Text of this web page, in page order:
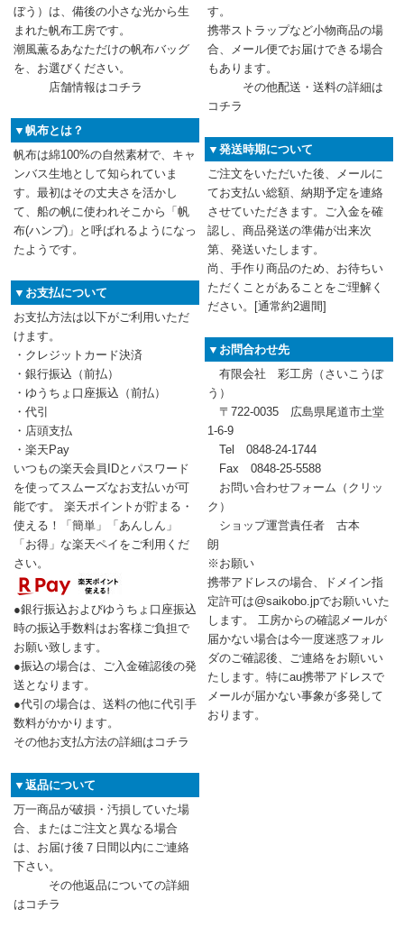
ぼう）は、備後の小さな光から生
まれた帆布工房です。
潮風薫るあなただけの帆布バッグ
を、お選びください。
店舗情報は コチラ
▼帆布とは？
帆布は綿100%の自然素材で、キャ
ンバス生地として知られていま
す。最初はその丈夫さを活かし
て、船の帆に使われそこから「帆
布(ハンプ)」と呼ばれるようになっ
たようです。
▼お支払について
お支払方法は以下がご利用いただ
けます。
・クレジットカード決済
・銀行振込（前払）
・ゆうちょ口座振込（前払）
・代引
・店頭支払
・楽天Pay
いつもの楽天会員IDとパスワード
を使ってスムーズなお支払いが可
能です。 楽天ポイントが貯まる・
使える！「簡単」「あんしん」
「お得」な楽天ペイをご利用くだ
さい。
●銀行振込およびゆうちょ口座振込
時の振込手数料はお客様ご負担で
お願い致します。
●振込の場合は、ご入金確認後の発
送となります。
●代引の場合は、送料の他に代引手
数料がかかります。
その他お支払方法の詳細はコチラ
▼返品について
万一商品が破損・汚損していた場
合、またはご注文と異なる場合
は、お届け後７日間以内にご連絡
下さい。
その他返品についての詳細
はコチラ
す。
携帯ストラップなど小物商品の場
合、メール便でお届けできる場合
もあります。
その他配送・送料の詳細は
コチラ
▼発送時期について
ご注文をいただいた後、メールに
てお支払い総額、納期予定を連絡
させていただきます。ご入金を確
認し、商品発送の準備が出来次
第、発送いたします。
尚、手作り商品のため、お待ちい
ただくことがあることをご理解く
ださい。[通常約2週間]
▼お問合わせ先
有限会社 彩工房（さいこうぼ
う）
〒722-0035 広島県尾道市土堂
1-6-9
Tel 0848-24-1744
Fax 0848-25-5588
お問い合わせフォーム （クリッ
ク）
ショップ運営責任者 古本
朗
※お願い
携帯アドレスの場合、ドメイン指
定許可は@saikobo.jpでお願いいた
します。 工房からの確認メールが
届かない場合は今一度迷惑フォル
ダのご確認後、ご連絡をお願いい
たします。特にau携帯アドレスで
メールが届かない事象が多発して
おります。